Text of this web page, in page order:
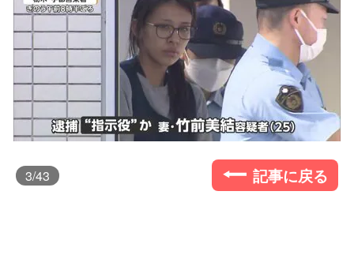
3/43 記事に戻る